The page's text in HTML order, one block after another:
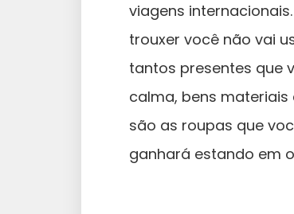
viagens
trouxer você não vai
tantos presentes que
calma, bens
são as roupas que
ganhará estando em